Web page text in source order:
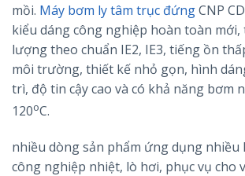
mồi. Máy bơm ly tâm trục đứngCNP
kiểu dáng công nghiệp hoàn toàn
lượng theo chuẩn IE2, IE3, tiếng ồn
môi trường, thiết kế nhỏ gọn, hình
trì, độ tin cậy cao và có khả năng bơm
120oC.
nhiều dòng sản phẩm ứng dụng nhiều
công nghiệp nhiệt, lò hơi, phục vụ cho